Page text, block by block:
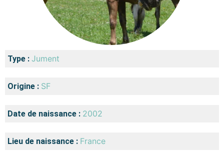
Type : Jument
Origine : SF
Date de naissance : 2002
Lieu de naissance : France